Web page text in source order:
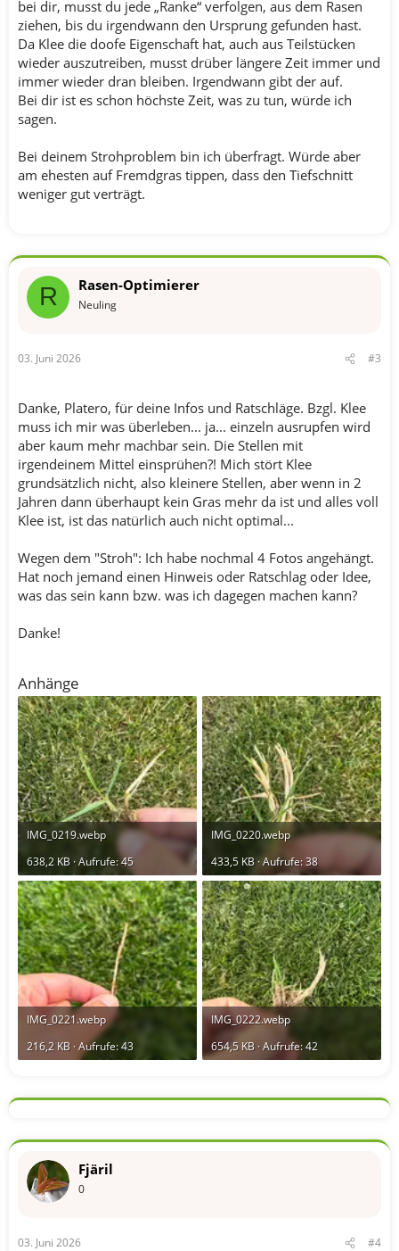
bei dir, musst du jede „Ranke“ verfolgen, aus dem Rasen
ziehen, bis du irgendwann den Ursprung gefunden hast.
Da Klee die doofe Eigenschaft hat, auch aus Teilstücken
wieder auszutreiben, musst drüber längere Zeit immer und
immer wieder dran bleiben. Irgendwann gibt der auf.
Bei dir ist es schon höchste Zeit, was zu tun, würde ich
sagen.
Bei deinem Strohproblem bin ich überfragt. Würde aber
am ehesten auf Fremdgras tippen, dass den Tiefschnitt
weniger gut verträgt.
R Rasen-Optimierer
Neuling
03. Juni 2026 #3
Danke, Platero, für deine Infos und Ratschläge. Bzgl. Klee
muss ich mir was überleben... ja... einzeln ausrupfen wird
aber kaum mehr machbar sein. Die Stellen mit
irgendeinem Mittel einsprühen?! Mich stört Klee
grundsätzlich nicht, also kleinere Stellen, aber wenn in 2
Jahren dann überhaupt kein Gras mehr da ist und alles voll
Klee ist, ist das natürlich auch nicht optimal...
Wegen dem "Stroh": Ich habe nochmal 4 Fotos angehängt.
Hat noch jemand einen Hinweis oder Ratschlag oder Idee,
was das sein kann bzw. was ich dagegen machen kann?
Danke!
Anhänge
IMG_0219.webp
638,2 KB · Aufrufe: 45
IMG_0220.webp
433,5 KB · Aufrufe: 38
IMG_0221.webp
216,2 KB · Aufrufe: 43
IMG_0222.webp
654,5 KB · Aufrufe: 42
Fjäril
0
03. Juni 2026 #4